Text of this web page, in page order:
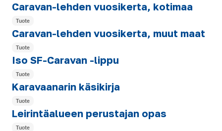
Caravan-lehden vuosikerta, kotimaa
Tuote
Caravan-lehden vuosikerta, muut maat
Tuote
Iso SF-Caravan -lippu
Tuote
Karavaanarin käsikirja
Tuote
Leirintäalueen perustajan opas
Tuote